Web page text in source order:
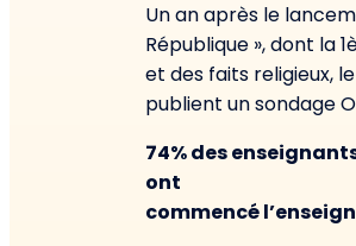
Un an après le
République », dont la
et des faits religieux, le
publient un sondage
74% des
ont
commencé